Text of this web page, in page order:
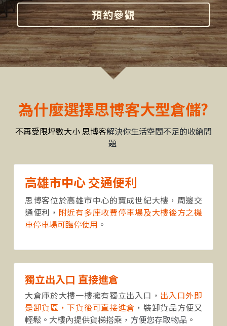
高雄五館
高雄六館
高雄七館
台中進化
台北內湖
會議教室-巨蛋館
大型倉儲
冷凍櫃空間
租金優惠
思博客學院
服務方案
找到我們
預約參觀
為什麼選擇思博客大型倉儲?
不再受限坪數大小 思博客解決你生活空間不足的收納問
題
高雄市中心 交通便利
思博客位於高雄市中心的寶成世紀大樓，周邊交
通便利， 附近有多座收費停車場及大樓後方之機
車停車場可臨停使用 。
獨立出入口 直接進倉
大倉庫於大樓一樓擁有獨立出入口， 出入口外即
是卸貨區，下貨後可直接進倉 ，裝卸貨品方便又
輕鬆。大樓內提供貨梯搭乘 ，方便您存取物品 。